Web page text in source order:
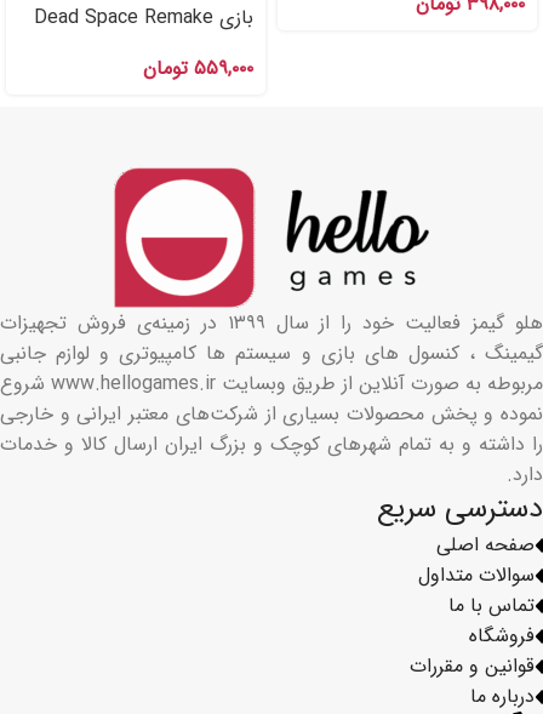
بازی Dead Space Remake
۵۵۹,۰۰۰ تومان
فروشگاه
قوانین و مقررات
درباره ما
دسترسی سریع
صفحه اصلی
سوالات متداول
تماس با ما
هلو گیمز فعالیت خود را از سال ۱۳۹۹ در زمینه‌ی فروش تجهیزات
گیمینگ ، کنسول های بازی و سیستم ها کامپیوتری و لوازم جانبی
مربوطه به صورت آنلاین از طریق وبسایت www.hellogames.ir شروع
نموده و پخش محصولات بسیاری از شرکت‌های معتبر ایرانی و خارجی
را داشته و به تمام شهرهای کوچک و بزرگ ایران ارسال کالا و خدمات
دارد.